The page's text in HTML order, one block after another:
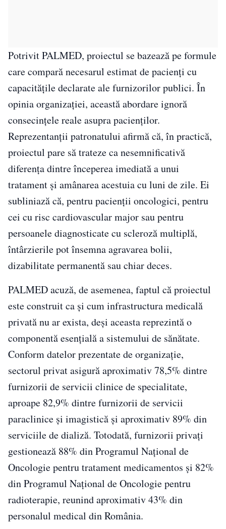
Potrivit PALMED, proiectul se bazează pe formule
care compară necesarul estimat de pacienți cu
capacitățile declarate ale furnizorilor publici. În
opinia organizației, această abordare ignoră
consecințele reale asupra pacienților.
Reprezentanții patronatului afirmă că, în practică,
proiectul pare să trateze ca nesemnificativă
diferența dintre începerea imediată a unui
tratament și amânarea acestuia cu luni de zile. Ei
subliniază că, pentru pacienții oncologici, pentru
cei cu risc cardiovascular major sau pentru
persoanele diagnosticate cu scleroză multiplă,
întârzierile pot însemna agravarea bolii,
dizabilitate permanentă sau chiar deces.
PALMED acuză, de asemenea, faptul că proiectul
este construit ca și cum infrastructura medicală
privată nu ar exista, deși aceasta reprezintă o
componentă esențială a sistemului de sănătate.
Conform datelor prezentate de organizație,
sectorul privat asigură aproximativ 78,5% dintre
furnizorii de servicii clinice de specialitate,
aproape 82,9% dintre furnizorii de servicii
paraclinice și imagistică și aproximativ 89% din
serviciile de dializă. Totodată, furnizorii privați
gestionează 88% din Programul Național de
Oncologie pentru tratament medicamentos și 82%
din Programul Național de Oncologie pentru
radioterapie, reunind aproximativ 43% din
personalul medical din România.